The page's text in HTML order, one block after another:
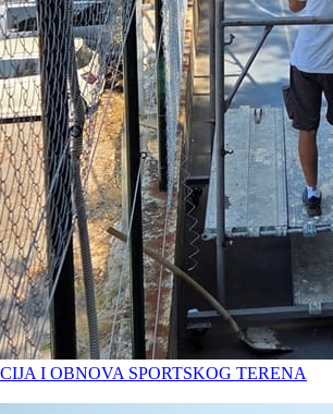
I OBNOVA SPORTSKOG TERENA